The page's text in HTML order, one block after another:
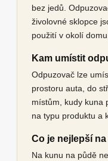
bez jedů.
živolovné sklopce
použití v okolí
Kam umístit
Odpuzovač lze
prostoru auta, do
místům, kudy kuna
na typu produktu a
Co je nejlepší
Na kunu na půdě